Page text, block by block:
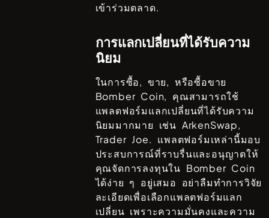
เข้าร่วมตลาด.
การแลกเปลี่ยนที่ได้รับความ
นิยม
ในการซื้อ, ขาย, หรือซื้อขาย
Bomber Coin, คุณสามารถใช้
แพลตฟอร์มแลกเปลี่ยนที่ได้รับความ
นิยมมากมาย เช่น ArkenSwap,
Trader Joe. แพลตฟอร์มเหล่านี้มอบ
ประสบการณ์ที่ราบรื่นและอนุญาตให้
คุณจัดการลงทุนใน Bomber Coin
ได้ง่าย ๆ อยู่เสมอ อย่าลืมทำการวิจัย
ละเอียดเพื่อเลือกแพลตฟอร์มแลก
เปลี่ยน เพราะความมั่นคงและความ